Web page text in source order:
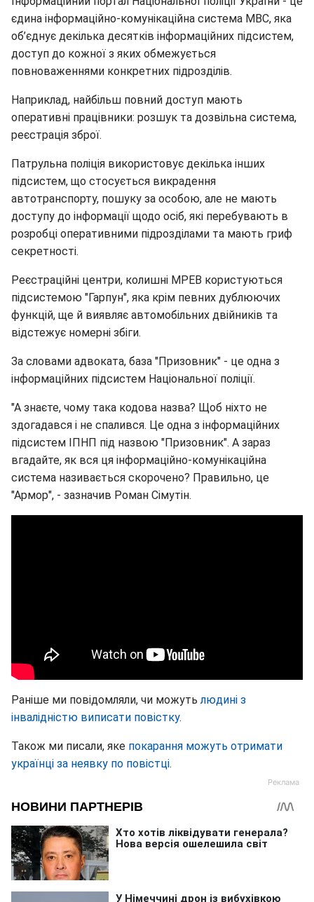
єдина інформаційно-комунікаційна система МВС, яка
об’єднує декілька десятків інформаційних підсистем,
доступ до кожної з яких обмежується
повноваженнями конкретних підрозділів.
Наприклад, найбільш повний доступ мають
оперативні працівники: розшук та дозвільна система,
реєстрація зброї.
Патрульна поліція використовує декілька інших
підсистем, що стосується викрадення
автотранспорту, пошуку за особою, але не мають
доступу до інформації щодо осіб, які перебувають в
розробці оперативними підрозділами та мають гриф
секретності.
Реєстраційні центри, колишні МРЕВ користуються
підсистемою "Гарпун", яка крім певних дублюючих
функцій, ще й виявляє автомобільних двійників та
відстежує номерні збіги.
За словами адвоката, база "Призовник" - це одна з
інформаційних підсистем Національної поліції.
"А знаєте, чому така кодова назва? Щоб ніхто не
здогадався і не спалився. Це одна з інформаційних
підсистем ІПНП під назвою "Призовник". А зараз
вгадайте, як вся ця інформаційно-комунікаційна
система називається скорочено? Правильно, це
"Армор", - зазначив Роман Сімутін.
Раніше ми повідомляли, чи можутьлюдині з
інвалідністю виписати повістку.
Також ми писали, яке покарання можуть отримати
українці за неявку по повістці.